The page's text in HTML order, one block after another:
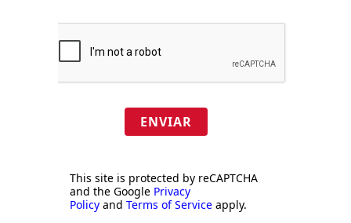
ENVIAR
This site is protected by reCAPTCHA
and the Google Privacy
Policy and Terms of Service apply.